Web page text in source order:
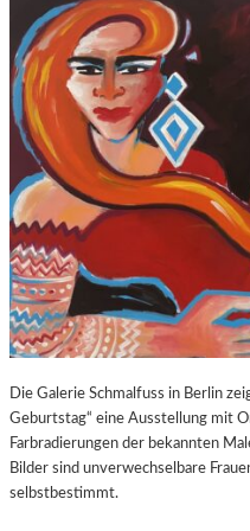
Die Galerie Schmalfuss in Berlin
Geburtstag“ eine Ausstellung mit
Farbradierungen der bekannten
Bilder sind unverwechselbare
selbstbestimmt.